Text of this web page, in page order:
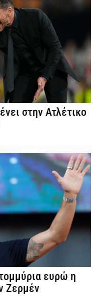
στην Ατλέτικο
ευρώ η
Ζερμέν